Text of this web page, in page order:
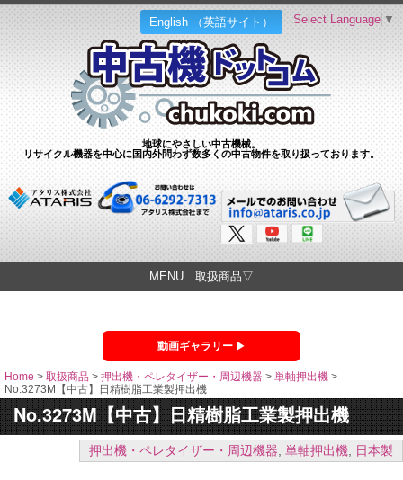
English （英語サイト）
地球にやさしい中古機械。
リサイクル機器を中心に国内外問わず数多くの中古物件を取り扱っております。
Select Language ▼
MENU 取扱商品▽
動画ギャラリー
Home > 取扱商品 > 押出機・ペレタイザー・周辺機器 > 単軸押出機 >
No.3273M【中古】日精樹脂工業製押出機
No.3273M【中古】日精樹脂工業製押出機
押出機・ペレタイザー・周辺機器, 単軸押出機, 日本製